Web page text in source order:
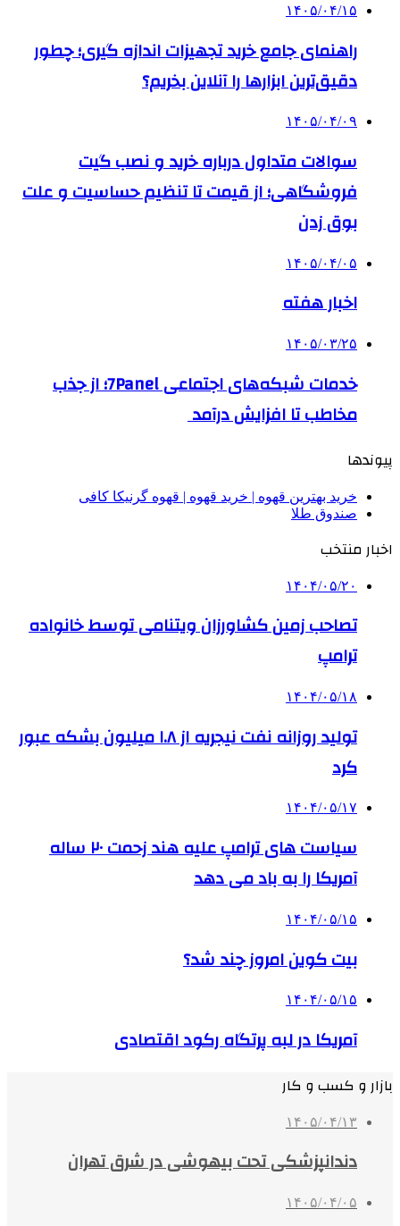
۱۴۰۵/۰۴/۱۵
راهنمای جامع خرید تجهیزات اندازه گیری؛ چطور
دقیق‌ترین ابزارها را آنلاین بخریم؟
۱۴۰۵/۰۴/۰۹
سوالات متداول درباره خرید و نصب گیت
فروشگاهی؛ از قیمت تا تنظیم حساسیت و علت
بوق زدن
۱۴۰۵/۰۴/۰۵
اخبار هفته
۱۴۰۵/۰۳/۲۵
خدمات شبکه‌های اجتماعی 7Panel؛ از جذب
مخاطب تا افزایش درآمد
پیوندها
خرید بهترین قهوه | خرید قهوه | قهوه گرنیکا کافی
صندوق طلا
اخبار منتخب
۱۴۰۴/۰۵/۲۰
تصاحب زمین کشاورزان ویتنامی توسط خانواده
ترامپ
۱۴۰۴/۰۵/۱۸
تولید روزانه نفت نیجریه از ۱.۸ میلیون بشکه عبور
کرد
۱۴۰۴/۰۵/۱۷
سیاست های ترامپ علیه هند زحمت ۲۰ ساله
آمریکا را به باد می دهد
۱۴۰۴/۰۵/۱۵
بیت کوین امروز چند شد؟
۱۴۰۴/۰۵/۱۵
آمریکا در لبه پرتگاه رکود اقتصادی
بازار و کسب و کار
۱۴۰۵/۰۴/۱۳
دندانپزشکی تحت بیهوشی در شرق تهران
۱۴۰۵/۰۴/۰۵